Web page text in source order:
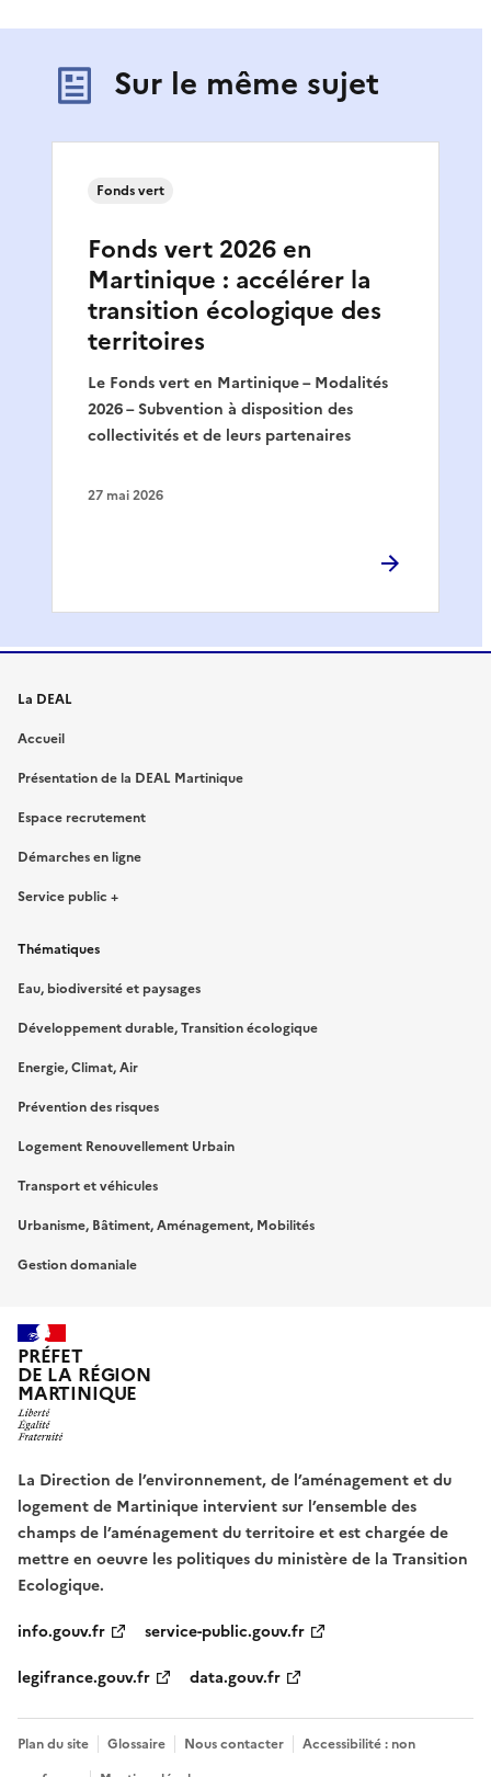
Sur le même sujet
Fonds vert 2026 en
Martinique : accélérer la
transition écologique des
territoires
Le Fonds vert en Martinique – Modalités
2026 – Subvention à disposition des
collectivités et de leurs partenaires
Fonds vert
27 mai 2026
La DEAL
Accueil
Présentation de la DEAL Martinique
Espace recrutement
Démarches en ligne
Service public +
Thématiques
Eau, biodiversité et paysages
Développement durable, Transition écologique
Energie, Climat, Air
Prévention des risques
Logement Renouvellement Urbain
Transport et véhicules
Urbanisme, Bâtiment, Aménagement, Mobilités
Gestion domaniale
PRÉFET
DE LA RÉGION
MARTINIQUE
La Direction de l’environnement, de l’aménagement et du
logement de Martinique intervient sur l’ensemble des
champs de l’aménagement du territoire et est chargée de
mettre en oeuvre les politiques du ministère de la Transition
Ecologique.
info.gouv.fr
service-public.gouv.fr
legifrance.gouv.fr
data.gouv.fr
Plan du site Glossaire Nous contacter
Accessibilité : non